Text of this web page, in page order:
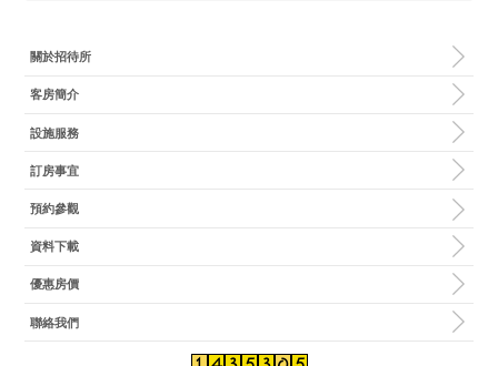
關於招待所
客房簡介
設施服務
訂房事宜
預約參觀
資料下載
優惠房價
聯絡我們